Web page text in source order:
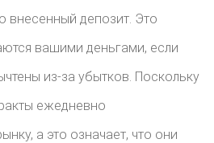
внесенный депозит. Это
вашими деньгами, если
из-за убытков. Поскольку
ежедневно
а это означает, что они